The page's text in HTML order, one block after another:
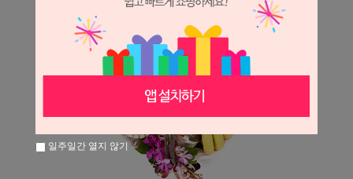
일주일간 열지 않기